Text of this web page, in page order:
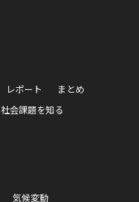
レポート
まとめ
社会課題を知る
気候変動